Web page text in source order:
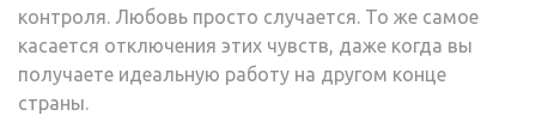
контроля. Любовь просто случается. То же самое
касается отключения этих чувств, даже когда вы
получаете идеальную работу на другом конце
страны.